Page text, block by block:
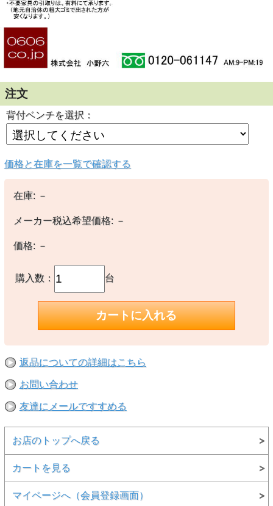
注文
背付ベンチを選択：
価格と在庫を一覧で確認する
在庫: －
メーカー税込希望価格:－
価格:－
購入数： 台
返品についての詳細はこちら
お問い合わせ
友達にメールですすめる
お店のトップへ戻る
カートを見る
マイページへ（会員登録画面）